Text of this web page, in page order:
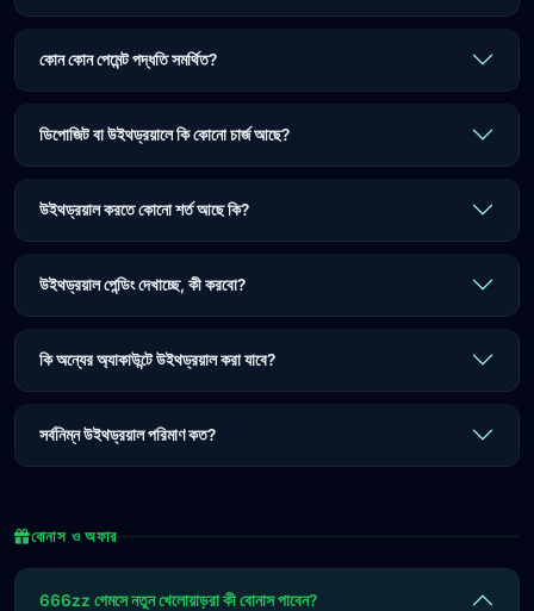
কোন কোন পেমেন্ট পদ্ধতি সমর্থিত?
ডিপোজিট বা উইথড্রয়ালে কি কোনো চার্জ আছে?
উইথড্রয়াল করতে কোনো শর্ত আছে কি?
উইথড্রয়াল পেন্ডিং দেখাচ্ছে, কী করবো?
কি অন্যের অ্যাকাউন্টে উইথড্রয়াল করা যাবে?
সর্বনিম্ন উইথড্রয়াল পরিমাণ কত?
বোনাস ও অফার
666zz গেমসে নতুন খেলোয়াড়রা কী বোনাস পাবেন?